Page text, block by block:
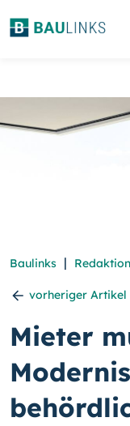
Baulinks | Redaktion
vorheriger Artikel
Mieter